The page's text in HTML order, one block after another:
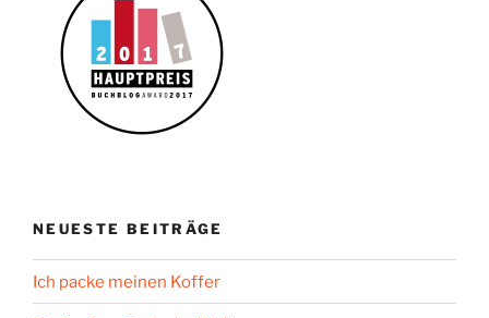
NEUESTE BEITRÄGE
Ich packe meinen Koffer